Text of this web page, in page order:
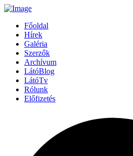
Főoldal
Hírek
Galéria
Szerzők
Archívum
LátóBlog
LátóTv
Rólunk
Előfizetés